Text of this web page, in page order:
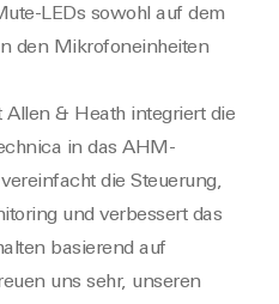
LEDs sowohl auf dem
den Mikrofoneinheiten
Allen & Heath integriert die
in das AHM-
die Steuerung,
und verbessert das
basierend auf
uns sehr, unseren